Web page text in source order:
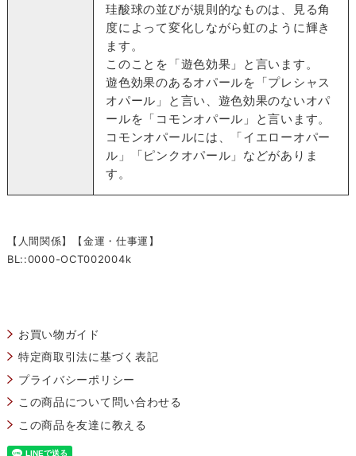
珪酸球の並びが規則的なものは、見る角
度によって変化しながら虹のように輝き
ます。
このことを「遊色効果」と言います。
遊色効果のあるオパールを「プレシャス
オパール」と言い、遊色効果のないオパ
ールを「コモンオパール」と言います。
コモンオパールには、「イエローオパー
ル」「ピンクオパール」などがありま
す。
【人間関係】【金運・仕事運】
BL::0000-OCT002004k
お買い物ガイド
特定商取引法に基づく表記
プライバシーポリシー
この商品について問い合わせる
この商品を友達に教える